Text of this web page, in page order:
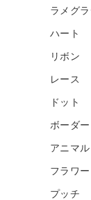
ラメグ
ハート
リボン
レース
ドット
ボーダー
アニマル
フラワー
プッチ